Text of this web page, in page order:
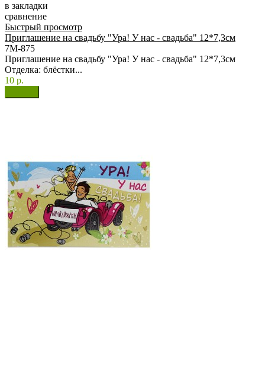
в закладки
сравнение
Быстрый просмотр
Приглашение на свадьбу "Ура! У нас - свадьба" 12*7,3см
7М-875
Приглашение на свадьбу "Ура! У нас - свадьба" 12*7,3см
Отделка: блёстки...
10 р.